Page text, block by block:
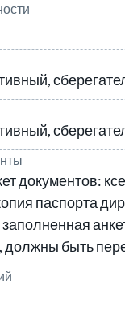
документов:
паспорта
должны быть